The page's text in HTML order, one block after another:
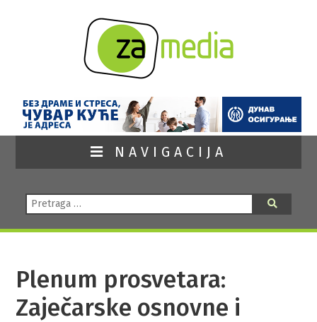
NAVIGACIJA
Pretraga:
Plenum prosvetara:
Zaječarske osnovne i